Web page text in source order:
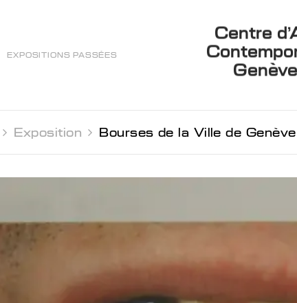
EXPOSITIONS PASSÉES
Centre
Genève
Exposition  Bourses de la Ville de Genève 2008